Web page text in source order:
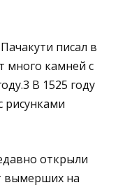
писал в
много камней с
В 1525 году
рисунками
открыли
вымерших на